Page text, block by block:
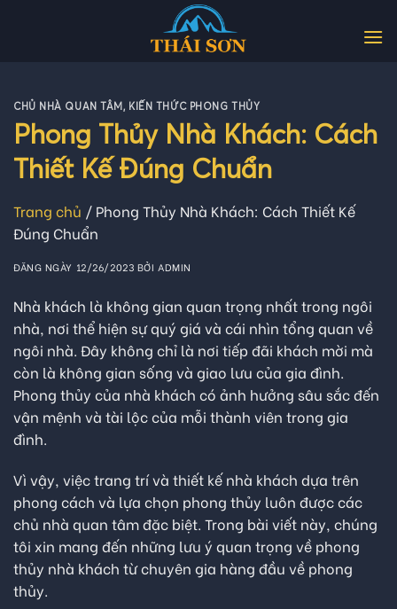
CHỦ NHÀ QUAN TÂM, KIẾN THỨC PHONG THỦY
Phong Thủy Nhà Khách: Cách
Thiết Kế Đúng Chuẩn
Trang chủ / Phong Thủy Nhà Khách: Cách Thiết Kế
Đúng Chuẩn
ĐĂNG NGÀY 12/26/2023 BỞIADMIN
Nhà khách là không gian quan trọng nhất trong ngôi
nhà, nơi thể hiện sự quý giá và cái nhìn tổng quan về
ngôi nhà. Đây không chỉ là nơi tiếp đãi khách mời mà
còn là không gian sống và giao lưu của gia đình.
Phong thủy của nhà khách có ảnh hưởng sâu sắc đến
vận mệnh và tài lộc của mỗi thành viên trong gia
đình.
Vì vậy, việc trang trí và thiết kế nhà khách dựa trên
phong cách và lựa chọn phong thủy luôn được các
chủ nhà quan tâm đặc biệt. Trong bài viết này, chúng
tôi xin mang đến những lưu ý quan trọng về phong
thủy nhà khách từ chuyên gia hàng đầu về phong
thủy.